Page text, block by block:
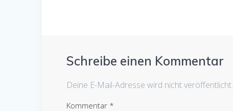
Schreibe einen Kommentar
Deine E-Mail-Adresse wird nicht veröffentlicht.
Kommentar *